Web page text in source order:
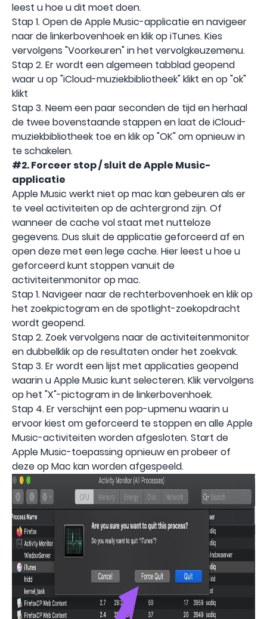
leest u hoe u dit moet doen.
Stap 1. Open de Apple Music-applicatie en navigeer
naar de linkerbovenhoek en klik op iTunes. Kies
vervolgens "Voorkeuren" in het vervolgkeuzemenu.
Stap 2. Er wordt een algemeen tabblad geopend
waar u op "iCloud-muziekbibliotheek" klikt en op "ok"
klikt
Stap 3. Neem een ​​paar seconden de tijd en herhaal
de twee bovenstaande stappen en laat de iCloud-
muziekbibliotheek toe en klik op "OK" om opnieuw in
te schakelen.
#2. Forceer stop / sluit de Apple Music-
applicatie
Apple Music werkt niet op mac kan gebeuren als er
te veel activiteiten op de achtergrond zijn. Of
wanneer de cache vol staat met nutteloze
gegevens. Dus sluit de applicatie geforceerd af en
open deze met een lege cache. Hier leest u hoe u
geforceerd kunt stoppen vanuit de
activiteitenmonitor op mac.
Stap 1. Navigeer naar de rechterbovenhoek en klik op
het zoekpictogram en de spotlight-zoekopdracht
wordt geopend.
Stap 2. Zoek vervolgens naar de activiteitenmonitor
en dubbelklik op de resultaten onder het zoekvak.
Stap 3. Er wordt een lijst met applicaties geopend
waarin u Apple Music kunt selecteren. Klik vervolgens
op het "X"-pictogram in de linkerbovenhoek.
Stap 4. Er verschijnt een pop-upmenu waarin u
ervoor kiest om geforceerd te stoppen en alle Apple
Music-activiteiten worden afgesloten. Start de
Apple Music-toepassing opnieuw en probeer of
deze op Mac kan worden afgespeeld.